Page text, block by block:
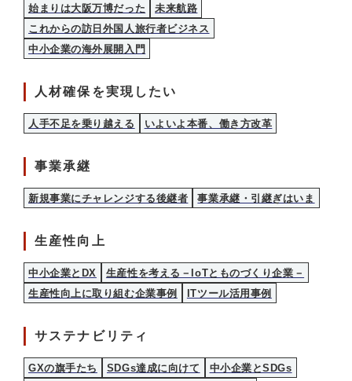
始まりは大阪万博だった
未来航路
これからの訪日外国人旅行者ビジネス
中小企業の海外展開入門
人材確保を実現したい
人手不足を乗り越える いよいよ本番、働き方改革
事業承継
新規事業にチャレンジする後継者 事業承継・引継ぎはいま
生産性向上
中小企業とDX
生産性を考える－IoTとものづくり企業－
生産性向上に取り組む企業事例
ITツール活用事例
サステナビリティ
GXの旗手たち SDGs達成に向けて
中小企業とSDGs